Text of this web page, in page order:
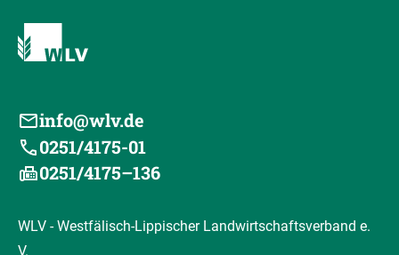
info@wlv.de
0251/4175-01
0251/4175–136
WLV - Westfälisch-Lippischer Landwirtschaftsverband e.
V.